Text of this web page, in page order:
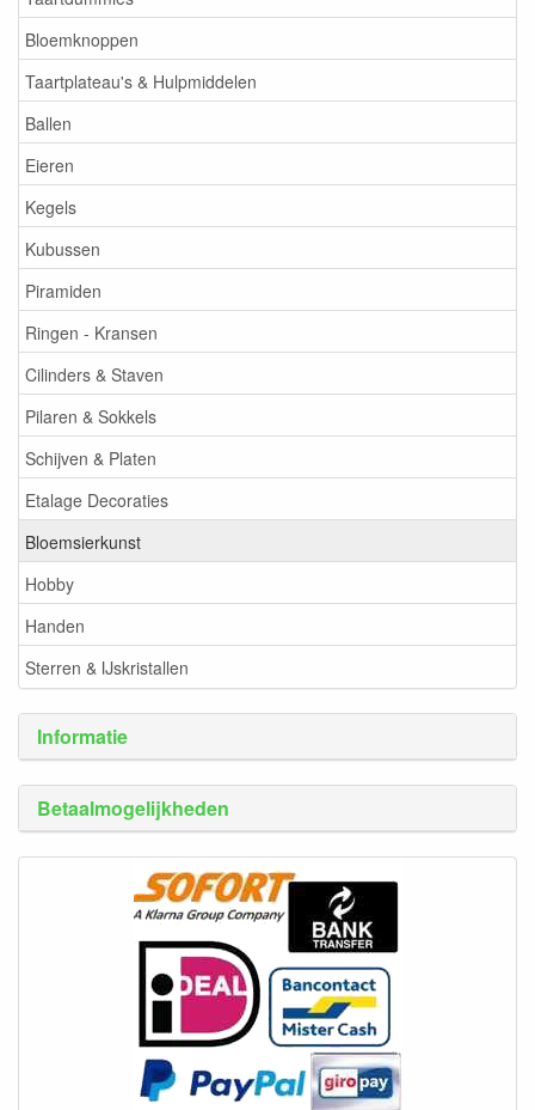
Bloemknoppen
Taartplateau's & Hulpmiddelen
Ballen
Eieren
Kegels
Kubussen
Piramiden
Ringen - Kransen
Cilinders & Staven
Pilaren & Sokkels
Schijven & Platen
Etalage Decoraties
Bloemsierkunst
Hobby
Handen
Sterren & IJskristallen
Informatie
Betaalmogelijkheden